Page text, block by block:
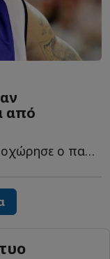
από
Σε μία πράξη αυταπάρνησης προχώρησε ο παλαίμαχος άσος τ...